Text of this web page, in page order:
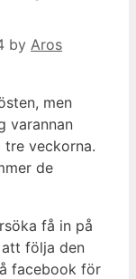
by Aros
men
varannan
veckorna.
de
få in på
att följa den
facebook för